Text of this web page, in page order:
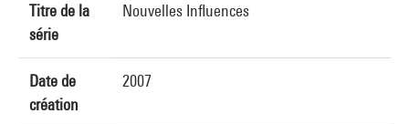
Titre de la
série
Nouvelles Influences
Date de
création
2007